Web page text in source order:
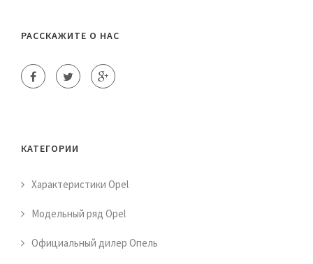
РАССКАЖИТЕ О НАС
КАТЕГОРИИ
Характеристики Opel
Модельный ряд Opel
Официальный дилер Опель